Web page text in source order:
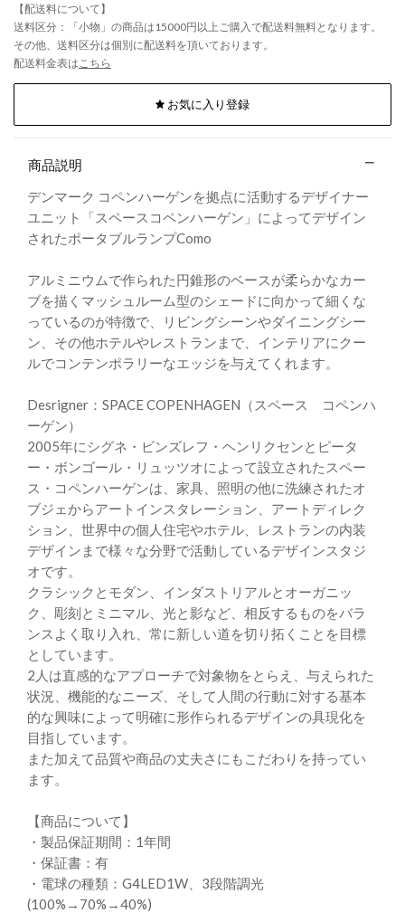
【配送料について】
送料区分：「小物」の商品は15000円以上ご購入で配送料無料となります。
その他、送料区分は個別に配送料を頂いております。
配送料金表は こちら
お気に入り登録
商品説明
デンマーク コペンハーゲンを拠点に活動するデザイナー
ユニット「スペースコペンハーゲン」によってデザイン
されたポータブルランプComo
アルミニウムで作られた円錐形のベースが柔らかなカー
ブを描くマッシュルーム型のシェードに向かって細くな
っているのが特徴で、リビングシーンやダイニングシー
ン、その他ホテルやレストランまで、インテリアにクー
ルでコンテンポラリーなエッジを与えてくれます。
Desrigner：SPACE COPENHAGEN（スペース コペンハ
ーゲン）
2005年にシグネ・ビンズレフ・ヘンリクセンとピータ
ー・ボンゴール・リュッツオによって設立されたスペー
ス・コペンハーゲンは、家具、照明の他に洗練されたオ
ブジェからアートインスタレーション、アートディレク
ション、世界中の個人住宅やホテル、レストランの内装
デザインまで様々な分野で活動しているデザインスタジ
オです。
クラシックとモダン、インダストリアルとオーガニッ
ク、彫刻とミニマル、光と影など、相反するものをバラ
ンスよく取り入れ、常に新しい道を切り拓くことを目標
としています。
2人は直感的なアプローチで対象物をとらえ、与えられた
状況、機能的なニーズ、そして人間の行動に対する基本
的な興味によって明確に形作られるデザインの具現化を
目指しています。
また加えて品質や商品の丈夫さにもこだわりを持ってい
ます。
【商品について】
・製品保証期間：1年間
・保証書：有
・電球の種類：G4LED1W、3段階調光
(100%→70%→40%)